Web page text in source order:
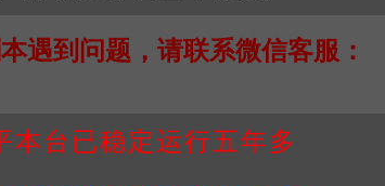
打赏
遇到问题，请联系微信客服：
本台已稳定运行五年多